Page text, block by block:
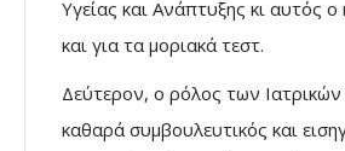
Υγείας και Ανάπτυξης κι αυτός ο
και για τα μοριακά τεστ.
Δεύτερον, ο ρόλος των
καθαρά συμβουλευτικός και